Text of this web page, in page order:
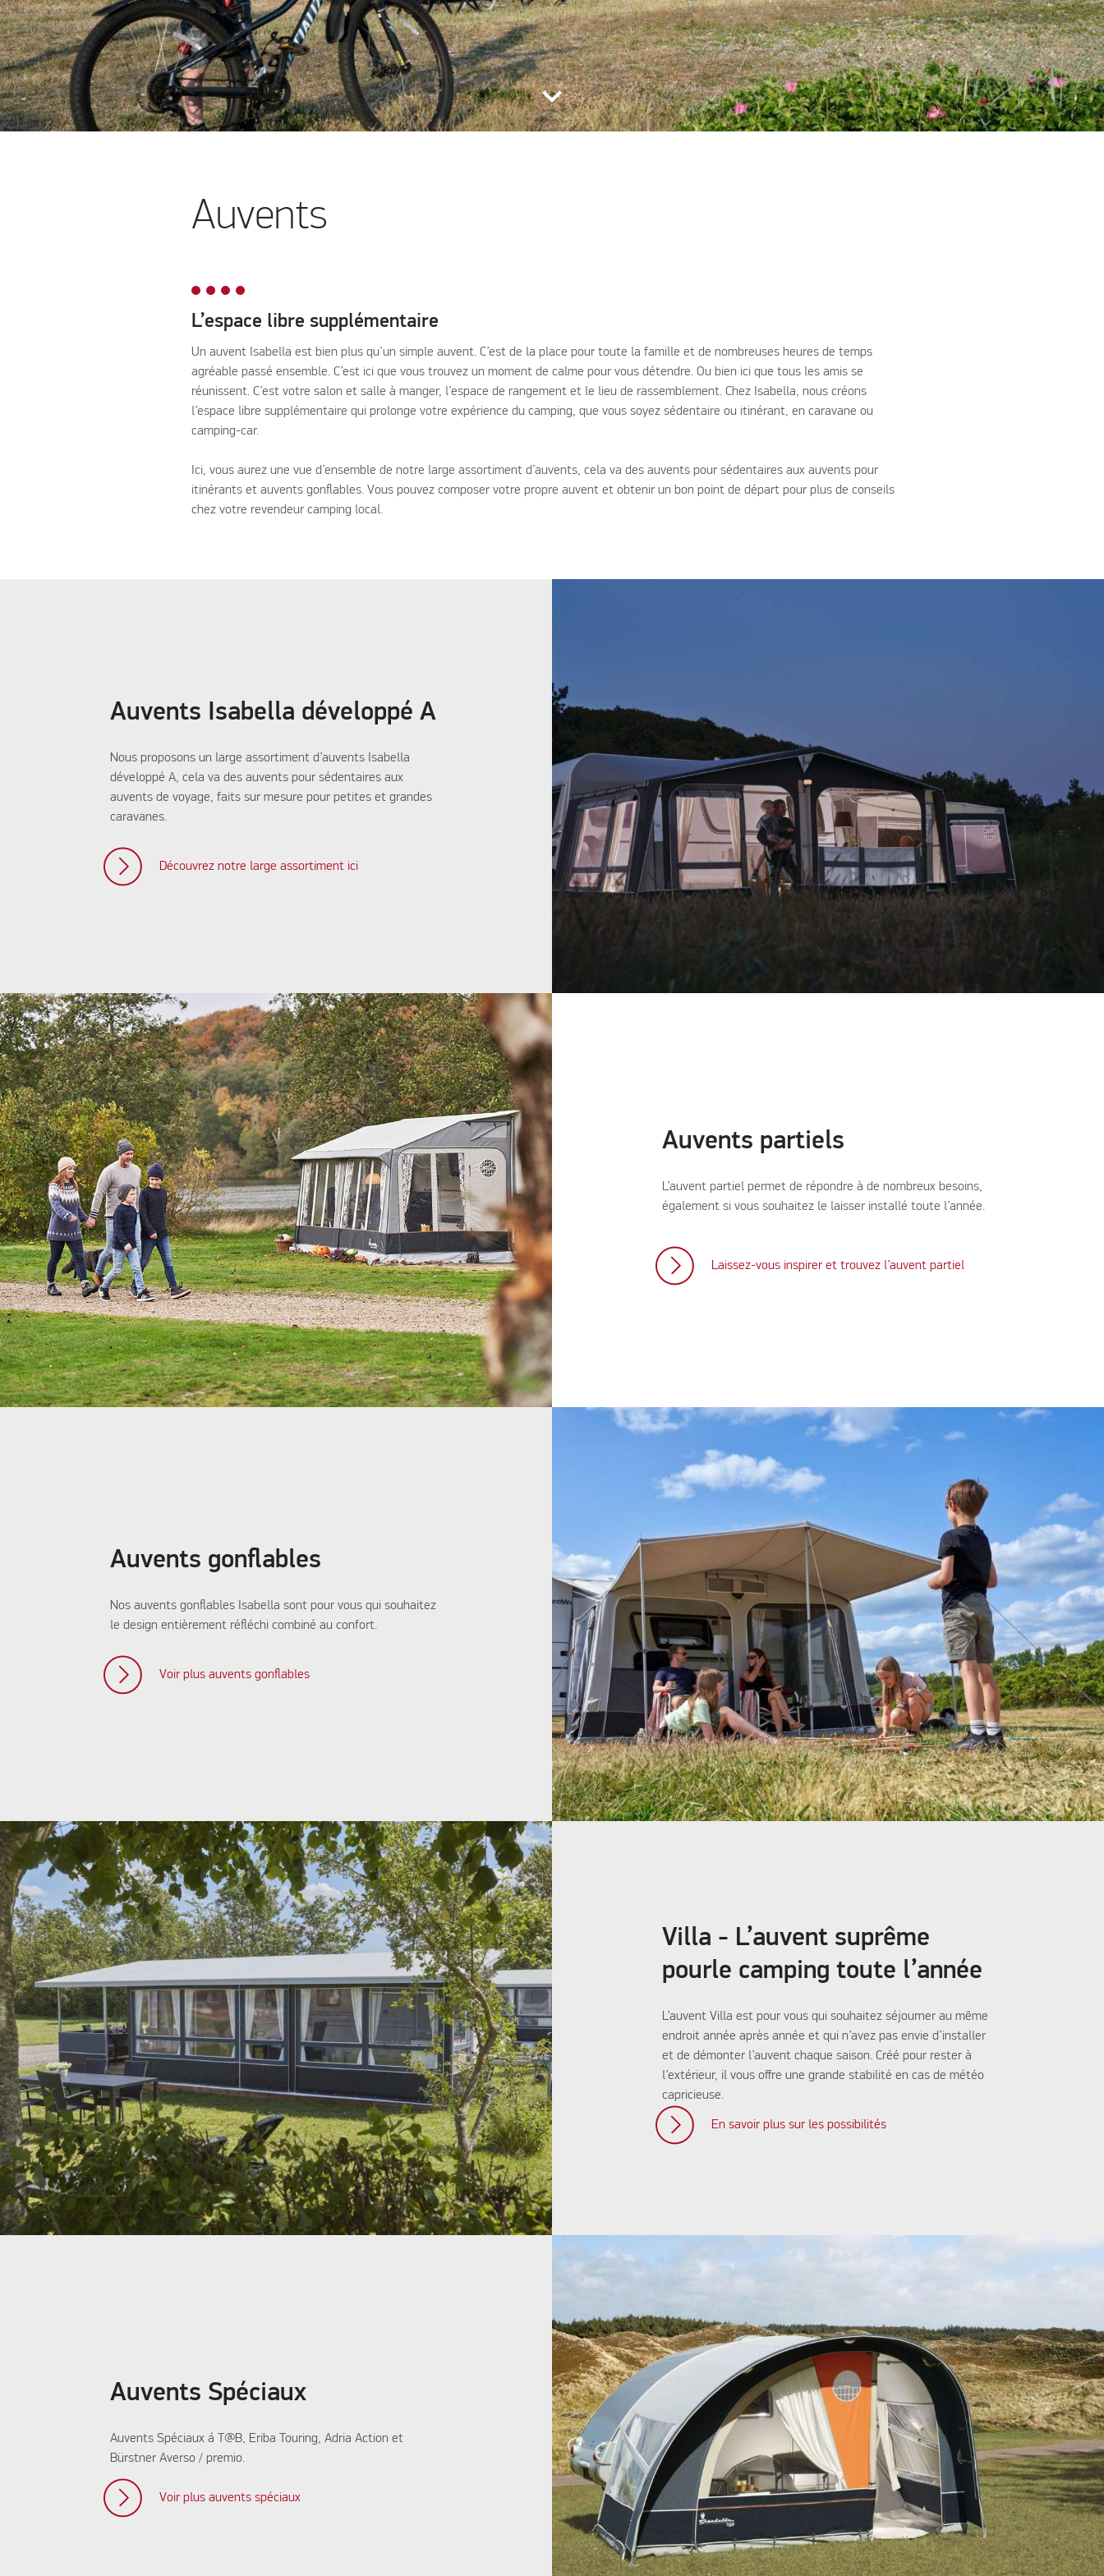
keyboard_arrow_down
Auvents
L’espace libre supplémentaire
Un auvent Isabella est bien plus qu’un simple auvent. C’est de la place pour toute la famille et de nombreuses heures de temps
agréable passé ensemble. C’est ici que vous trouvez un moment de calme pour vous détendre. Ou bien ici que tous les amis se
réunissent. C’est votre salon et salle à manger, l’espace de rangement et le lieu de rassemblement. Chez Isabella, nous créons
l’espace libre supplémentaire qui prolonge votre expérience du camping, que vous soyez sédentaire ou itinérant, en caravane ou
camping-car.
Ici, vous aurez une vue d’ensemble de notre large assortiment d’auvents, cela va des auvents pour sédentaires aux auvents pour
itinérants et auvents gonflables. Vous pouvez composer votre propre auvent et obtenir un bon point de départ pour plus de conseils
chez votre revendeur camping local.
Auvents Isabella développé A
Nous proposons un large assortiment d’auvents Isabella
développé A, cela va des auvents pour sédentaires aux
auvents de voyage, faits sur mesure pour petites et grandes
caravanes.
Découvrez notre large assortiment ici
Auvents partiels
L’auvent partiel permet de répondre à de nombreux besoins,
également si vous souhaitez le laisser installé toute l’année.
Laissez-vous inspirer et trouvez l’auvent partiel
Auvents gonflables
Nos auvents gonflables Isabella sont pour vous qui souhaitez
le design entièrement réfléchi combiné au confort.
Voir plus auvents gonflables
Villa - L’auvent suprême
pourle camping toute l’année
L’auvent Villa est pour vous qui souhaitez séjourner au même
endroit année après année et qui n’avez pas envie d’installer
et de démonter l’auvent chaque saison. Créé pour rester à
l’extérieur, il vous offre une grande stabilité en cas de météo
capricieuse.
En savoir plus sur les possibilités
Auvents Spéciaux
Auvents Spéciaux á T@B, Eriba Touring, Adria Action et
Bürstner Averso / premio.
Voir plus auvents spéciaux